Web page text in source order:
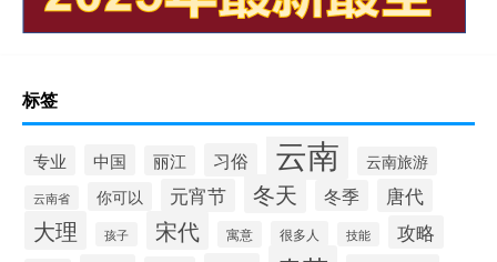
标签
专业 中国 丽江 习俗 云南 云南旅游
云南省 你可以 元宵节 冬天 冬季 唐代
大理 孩子 宋代 寓意 很多人 技能 攻略